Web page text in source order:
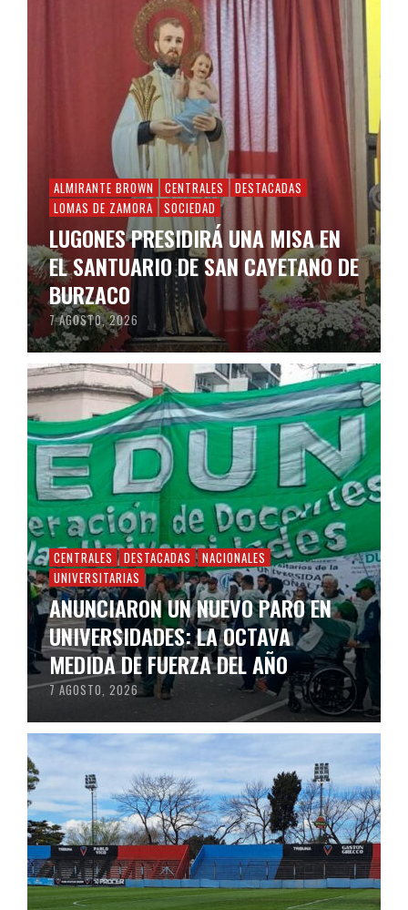
ALMIRANTE BROWN CENTRALES
DESTACADAS
LOMAS DE ZAMORA
SOCIEDAD
LUGONES PRESIDIRÁ UNA MISA EN
EL SANTUARIO DE SAN CAYETANO DE
BURZACO
7 AGOSTO, 2026
CENTRALES DESTACADAS
NACIONALES
UNIVERSITARIAS
ANUNCIARON UN NUEVO PARO EN
UNIVERSIDADES: LA OCTAVA
MEDIDA DE FUERZA DEL AÑO
7 AGOSTO, 2026